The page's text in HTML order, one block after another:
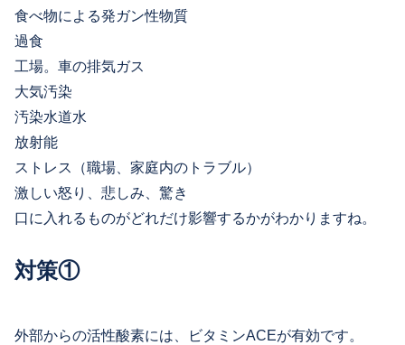
食べ物による発ガン性物質
過食
工場。車の排気ガス
大気汚染
汚染水道水
放射能
ストレス（職場、家庭内のトラブル）
激しい怒り、悲しみ、驚き
口に入れるものがどれだけ影響するかがわかりますね。
対策①
外部からの活性酸素には、ビタミンACEが有効です。